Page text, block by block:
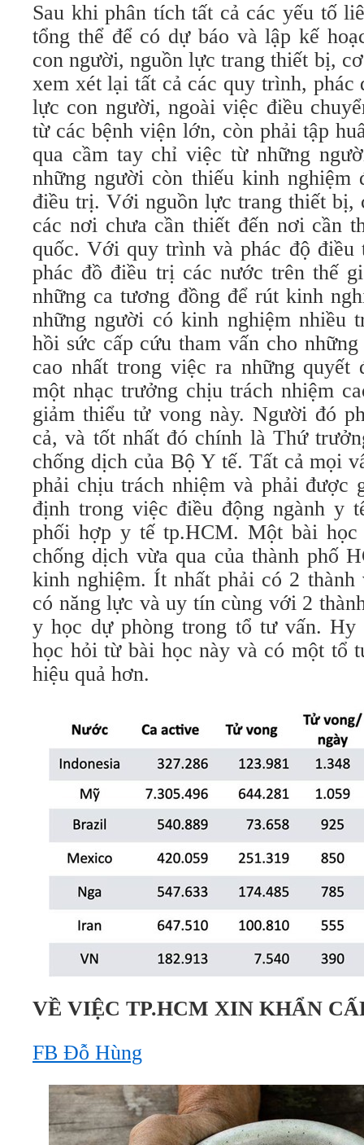
Sau khi phân tích tất cả các yếu tố
tổng thể để có dự báo và lập kế
con người, nguồn lực trang thiết bị,
xem xét lại tất cả các quy trình,
lực con người, ngoài việc điều
từ các bệnh viện lớn, còn phải tập
qua cầm tay chỉ việc từ những
những người còn thiếu kinh nghiệm
điều trị. Với nguồn lực trang thiết bị,
các nơi chưa cần thiết đến nơi cần
quốc. Với quy trình và phác độ điều
phác đồ điều trị các nước trên thế
những ca tương đồng để rút kinh
những người có kinh nghiệm nhiều
hồi sức cấp cứu tham vấn cho
cao nhất trong việc ra những
một nhạc trưởng chịu trách nhiệm
giảm thiểu tử vong này. Người đó
cả, và tốt nhất đó chính là Thứ
chống dịch của Bộ Y tế. Tất cả mọi
phải chịu trách nhiệm và phải được
định trong việc điều động ngành y
phối hợp y tế tp.HCM. Một bài
chống dịch vừa qua của thành phố
kinh nghiệm. Ít nhất phải có 2
có năng lực và uy tín cùng với 2
y học dự phòng trong tổ tư vấn. Hy
học hỏi từ bài học này và có một tổ
hiệu quả hơn.
VỀ VIỆC TP.HCM XIN KHẨN
FB Đỗ Hùng